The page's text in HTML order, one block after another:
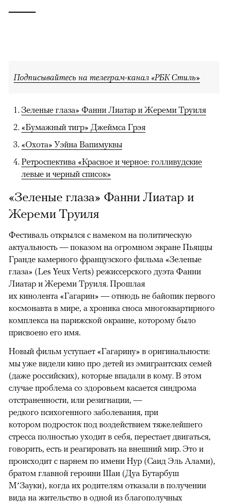
Подписывайтесь на телеграм-канал «РБК Стиль»
Зеленые глаза» Фанни Лиатар и Жереми Труиля
«Бумажный тигр» Джеймса Грэя
«Охота» Уэйна Вапимуквы
Ретроспектива «Красное и черное: голливудские
левые и черный список»
«Зеленые глаза» Фанни Лиатар и
Жереми Труиля
Фестиваль открылся с намеком на политическую
актуальность — показом на огромном экране Пьяццы
Гранде камерного французского фильма «Зеленые
глаза» (Les Yeux Verts) режиссерского дуэта Фанни
Лиатар и Жереми Труиля. Прошлая
их кинолента «Гагарин» — отнюдь не байопик первого
космонавта в мире, а хроника сноса многоквартирного
комплекса на парижской окраине, которому было
присвоено его имя.
Новый фильм уступает «Гагарину» в оригинальности:
мы уже видели кино про детей из эмигрантских семей
(даже российских), которые впадали в кому. В этом
случае проблема со здоровьем касается синдрома
отстраненности, или резигнации, —
редкого психогенного заболевания, при
котором подросток под воздействием тяжелейшего
стресса полностью уходит в себя, перестает двигаться,
говорить, есть и реагировать на внешний мир. Это и
происходит с парнем по имени Нур (Саид Эль Алами),
братом главной героини Шаи (Дуа Бутарбуш
М’Зауки), когда их родителям отказали в получении
вида на жительство в одной из благополучных